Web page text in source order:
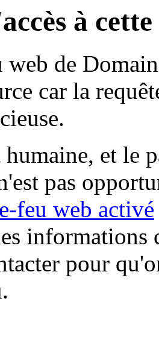
à
web de
car la
et le
pas
feu web activé
informations
pour